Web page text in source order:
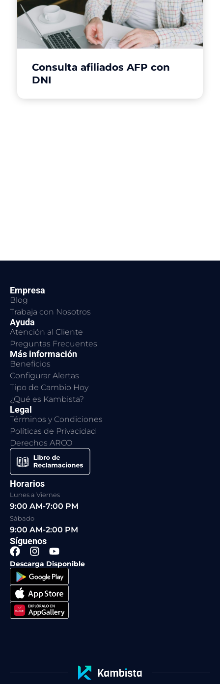
Consulta afiliados AFP con
DNI
Empresa
Blog
Trabaja con Nosotros
Ayuda
Atención al Cliente
Preguntas Frecuentes
Más información
Beneficios
Configurar Alertas
Tipo de Cambio Hoy
¿Qué es Kambista?
Legal
Términos y Condiciones
Políticas de Privacidad
Derechos ARCO
Horarios
Lunes a Viernes
9:00 AM-7:00 PM
Sábado
9:00 AM-2:00 PM
Síguenos
F
a
c
e
b
o
o
k
I
n
s
t
a
g
r
a
Y
o
u
t
u
b
e
Descarga Disponible